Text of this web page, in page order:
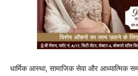
धार्मिक आस्था, सामाजिक सेवा और आध्यात्मिक